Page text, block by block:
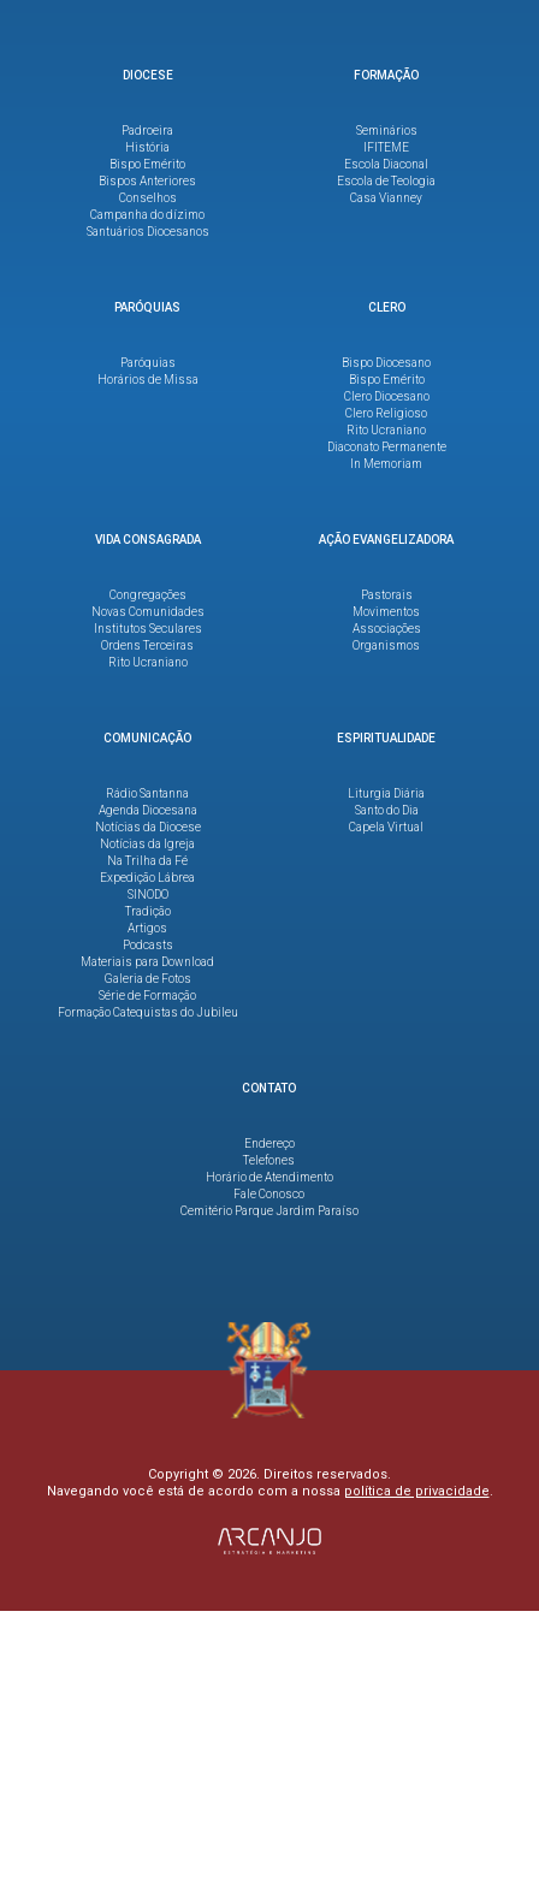
DIOCESE
Padroeira
História
Bispo Emérito
Bispos Anteriores
Conselhos
Campanha do dízimo
Santuários Diocesanos
FORMAÇÃO
Seminários
IFITEME
Escola Diaconal
Escola de Teologia
Casa Vianney
PARÓQUIAS
Paróquias
Horários de Missa
CLERO
Bispo Diocesano
Bispo Emérito
Clero Diocesano
Clero Religioso
Rito Ucraniano
Diaconato Permanente
In Memoriam
VIDA CONSAGRADA
Congregações
Novas Comunidades
Institutos Seculares
Ordens Terceiras
Rito Ucraniano
AÇÃO EVANGELIZADORA
Pastorais
Movimentos
Associações
Organismos
COMUNICAÇÃO
Rádio Santanna
Agenda Diocesana
Notícias da Diocese
Notícias da Igreja
Na Trilha da Fé
Expedição Lábrea
SINODO
Tradição
Artigos
Podcasts
Materiais para Download
Galeria de Fotos
Série de Formação
Formação Catequistas do Jubileu
ESPIRITUALIDADE
Liturgia Diária
Santo do Dia
Capela Virtual
CONTATO
Endereço
Telefones
Horário de Atendimento
Fale Conosco
Cemitério Parque Jardim Paraíso
Copyright © 2026. Direitos reservados.
Navegando você está de acordo com a nossa política de privacidade.